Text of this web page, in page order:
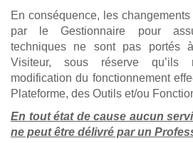
En conséquence, les
par le Gestionnaire pour
techniques ne sont pas portés
Visiteur, sous réserve qu’ils
modification du fonctionnement
Plateforme, des Outils et/ou
En tout état de cause aucun
ne peut être délivré par un